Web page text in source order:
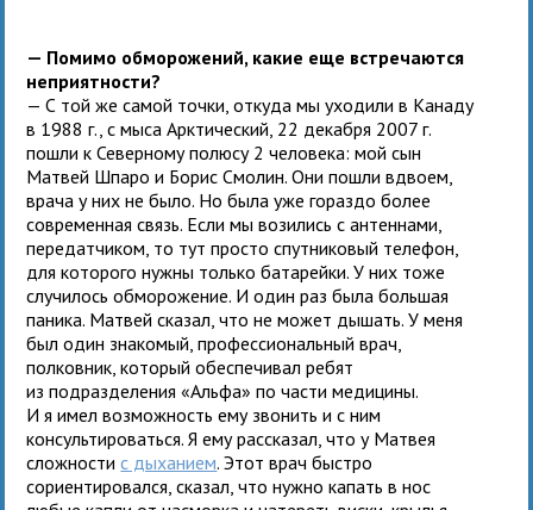
— Помимо обморожений, какие еще встречаются
неприятности?
— С той же самой точки, откуда мы уходили в Канаду
в 1988 г., с мыса Арктический, 22 декабря 2007 г.
пошли к Северному полюсу 2 человека: мой сын
Матвей Шпаро и Борис Смолин. Они пошли вдвоем,
врача у них не было. Но была уже гораздо более
современная связь. Если мы возились с антеннами,
передатчиком, то тут просто спутниковый телефон,
для которого нужны только батарейки. У них тоже
случилось обморожение. И один раз была большая
паника. Матвей сказал, что не может дышать. У меня
был один знакомый, профессиональный врач,
полковник, который обеспечивал ребят
из подразделения «Альфа» по части медицины.
И я имел возможность ему звонить и с ним
консультироваться. Я ему рассказал, что у Матвея
сложностис дыханием. Этот врач быстро
сориентировался, сказал, что нужно капать в нос